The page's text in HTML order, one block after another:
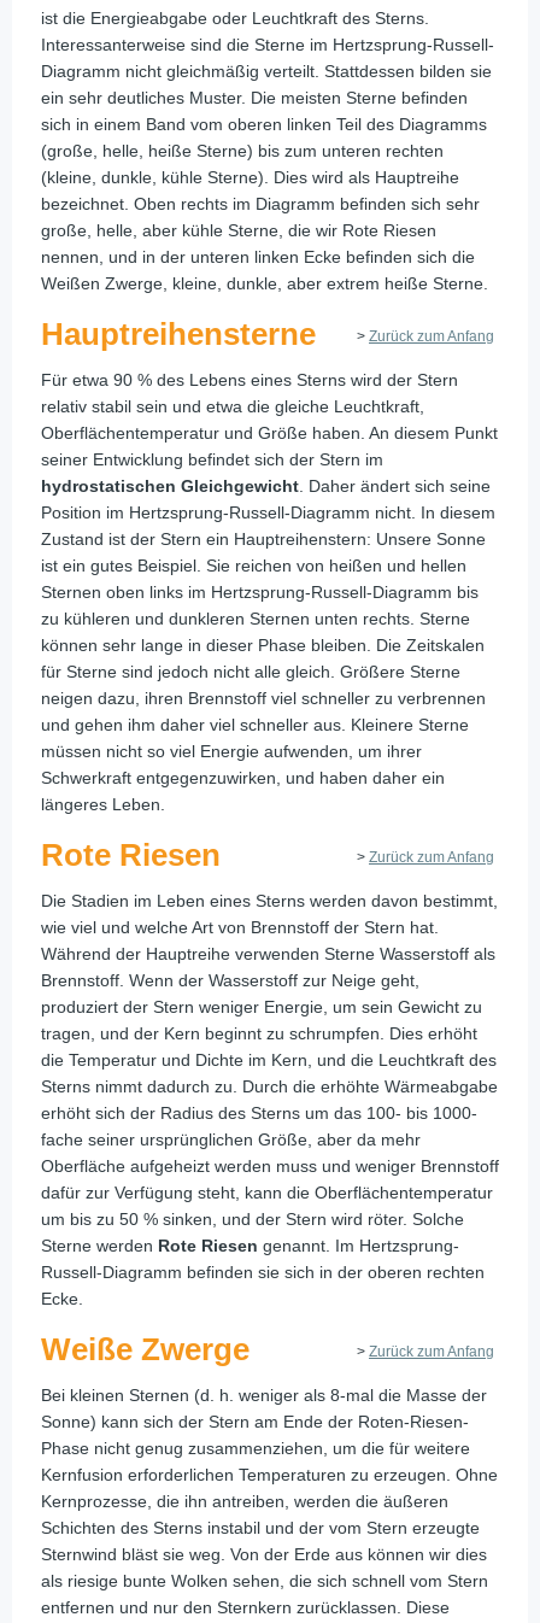
ist die Energieabgabe oder Leuchtkraft des Sterns.
Interessanterweise sind die Sterne im Hertzsprung-Russell-
Diagramm nicht gleichmäßig verteilt. Stattdessen bilden sie
ein sehr deutliches Muster. Die meisten Sterne befinden
sich in einem Band vom oberen linken Teil des Diagramms
(große, helle, heiße Sterne) bis zum unteren rechten
(kleine, dunkle, kühle Sterne). Dies wird als Hauptreihe
bezeichnet. Oben rechts im Diagramm befinden sich sehr
große, helle, aber kühle Sterne, die wir Rote Riesen
nennen, und in der unteren linken Ecke befinden sich die
Weißen Zwerge, kleine, dunkle, aber extrem heiße Sterne.
> Zurück zum Anfang
Hauptreihensterne
Für etwa 90 % des Lebens eines Sterns wird der Stern
relativ stabil sein und etwa die gleiche Leuchtkraft,
Oberflächentemperatur und Größe haben. An diesem Punkt
seiner Entwicklung befindet sich der Stern im
hydrostatischen Gleichgewicht . Daher ändert sich seine
Position im Hertzsprung-Russell-Diagramm nicht. In diesem
Zustand ist der Stern ein Hauptreihenstern: Unsere Sonne
ist ein gutes Beispiel. Sie reichen von heißen und hellen
Sternen oben links im Hertzsprung-Russell-Diagramm bis
zu kühleren und dunkleren Sternen unten rechts. Sterne
können sehr lange in dieser Phase bleiben. Die Zeitskalen
für Sterne sind jedoch nicht alle gleich. Größere Sterne
neigen dazu, ihren Brennstoff viel schneller zu verbrennen
und gehen ihm daher viel schneller aus. Kleinere Sterne
müssen nicht so viel Energie aufwenden, um ihrer
Schwerkraft entgegenzuwirken, und haben daher ein
längeres Leben.
> Zurück zum Anfang
Rote Riesen
Die Stadien im Leben eines Sterns werden davon bestimmt,
wie viel und welche Art von Brennstoff der Stern hat.
Während der Hauptreihe verwenden Sterne Wasserstoff als
Brennstoff. Wenn der Wasserstoff zur Neige geht,
produziert der Stern weniger Energie, um sein Gewicht zu
tragen, und der Kern beginnt zu schrumpfen. Dies erhöht
die Temperatur und Dichte im Kern, und die Leuchtkraft des
Sterns nimmt dadurch zu. Durch die erhöhte Wärmeabgabe
erhöht sich der Radius des Sterns um das 100- bis 1000-
fache seiner ursprünglichen Größe, aber da mehr
Oberfläche aufgeheizt werden muss und weniger Brennstoff
dafür zur Verfügung steht, kann die Oberflächentemperatur
um bis zu 50 % sinken, und der Stern wird röter. Solche
Sterne werden Rote Riesen genannt. Im Hertzsprung-
Russell-Diagramm befinden sie sich in der oberen rechten
Ecke.
> Zurück zum Anfang
Weiße Zwerge
Bei kleinen Sternen (d. h. weniger als 8-mal die Masse der
Sonne) kann sich der Stern am Ende der Roten-Riesen-
Phase nicht genug zusammenziehen, um die für weitere
Kernfusion erforderlichen Temperaturen zu erzeugen. Ohne
Kernprozesse, die ihn antreiben, werden die äußeren
Schichten des Sterns instabil und der vom Stern erzeugte
Sternwind bläst sie weg. Von der Erde aus können wir dies
als riesige bunte Wolken sehen, die sich schnell vom Stern
entfernen und nur den Sternkern zurücklassen. Diese